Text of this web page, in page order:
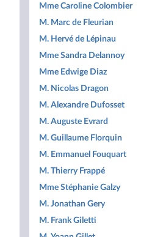
Mme Caroline Colombier
M. Marc de Fleurian
M. Hervé de Lépinau
Mme Sandra Delannoy
Mme Edwige Diaz
M. Nicolas Dragon
M. Alexandre Dufosset
M. Auguste Evrard
M. Guillaume Florquin
M. Emmanuel Fouquart
M. Thierry Frappé
Mme Stéphanie Galzy
M. Jonathan Gery
M. Frank Giletti